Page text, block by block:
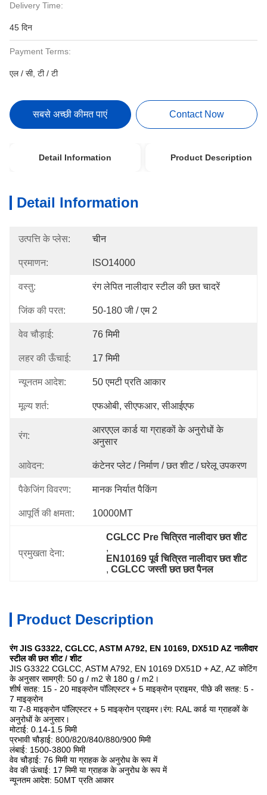
Delivery Time:
45 दिन
Payment Terms:
एल / सी, टी / टी
सबसे अच्छी कीमत पाएं Contact Now
Detail Information Product Description
Detail Information
उत्पत्ति के प्लेस: चीन
प्रमाणन: ISO14000
वस्तु: रंग लेपित नालीदार स्टील की छत चादरें
जिंक की परत: 50-180 जी / एम 2
वेव चौड़ाई: 76 मिमी
लहर की ऊँचाई: 17 मिमी
न्यूनतम आदेश: 50 एमटी प्रति आकार
मूल्य शर्त: एफओबी, सीएफआर, सीआईएफ
रंग:
आरएएल कार्ड या ग्राहकों के अनुरोधों के
अनुसार
आवेदन: कंटेनर प्लेट / निर्माण / छत शीट / घरेलू उपकरण
पैकेजिंग विवरण: मानक निर्यात पैकिंग
आपूर्ति की क्षमता: 10000MT
प्रमुखता देना:
CGLCC Pre चित्रित नालीदार छत शीट
,
EN10169 पूर्व चित्रित नालीदार छत शीट
, CGLCC जस्ती छत छत पैनल
Product Description
रंग JIS G3322, CGLCC, ASTM A792, EN 10169, DX51D AZ नालीदार
स्टील की छत शीट / शीट
JIS G3322 CGLCC, ASTM A792, EN 10169 DX51D + AZ, AZ कोटिंग
के अनुसार सामग्री: 50 g / m2 से 180 g / m2।
शीर्ष सतह: 15 - 20 माइक्रोन पॉलिएस्टर + 5 माइक्रोन प्राइमर, पीछे की सतह: 5 -
7 माइक्रोन
या 7-8 माइक्रोन पॉलिएस्टर + 5 माइक्रोन प्राइमर।रंग: RAL कार्ड या ग्राहकों के
अनुरोधों के अनुसार।
मोटाई: 0.14-1.5 मिमी
प्रभावी चौड़ाई: 800/820/840/880/900 मिमी
लंबाई: 1500-3800 मिमी
वेव चौड़ाई: 76 मिमी या ग्राहक के अनुरोध के रूप में
वेव की ऊंचाई: 17 मिमी या ग्राहक के अनुरोध के रूप में
न्यूनतम आदेश: 50MT प्रति आकार